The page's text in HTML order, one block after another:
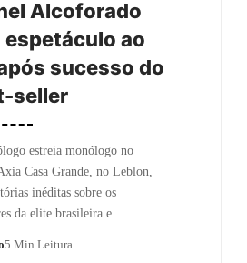
Alcoforado
espetáculo ao
sucesso do
seller
estreia monólogo no
Casa Grande, no Leblon,
inéditas sobre os
da elite brasileira e…
5 Min Leitura